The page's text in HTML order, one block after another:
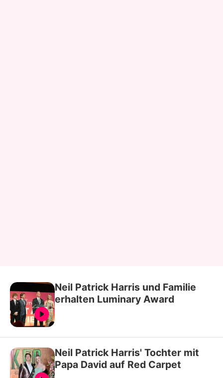
Neil Patrick Harris und Familie
erhalten Luminary Award
Neil Patrick Harris' Tochter mit
Papa David auf Red Carpet